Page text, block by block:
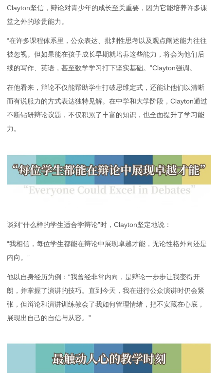
Clayton坚信，辩论对青少年的成长至关重要，因为它能培养许多课
堂之外的珍贵能力。
“在许多课程体系里，公众表达、批判性思考以及观点阐述能力往往
被忽视。但如果能在孩子成长早期就培养这些能力，将会为他们后
续的写作、英语，甚至数学学习打下坚实基础。”Clayton强调。
在他看来，辩论不仅能帮助学生打破思维定式，还能让他们以清晰
而有说服力的方式表达独特见解。在中学和大学阶段，Clayton通过
不断钻研辩论议题，不仅积累了丰富的知识，也全面提升了学习能
力。
谈到“什么样的学生适合学辩论”时，Clayton坚定地说：
“我相信，每位学生都能在辩论中展现卓越才能，无论性格外向还是
内向。”
他以自身经历为例：“我曾经非常内向，是辩论一步步让我变得开
朗，并掌握了演讲的技巧。直到今天，我在进行公众演讲时仍会紧
张，但辩论和演讲训练教会了我如何管理情绪，把不安藏在心底，
展现出自己的自信与从容。”